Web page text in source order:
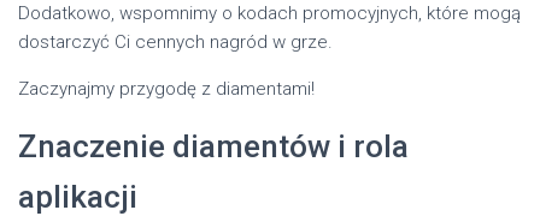
Dodatkowo, wspomnimy o kodach promocyjnych, które mogą
dostarczyć Ci cennych nagród w grze.
Zaczynajmy przygodę z diamentami!
Znaczenie diamentów i rola
aplikacji